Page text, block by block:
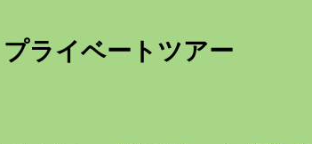
ライベートツアー